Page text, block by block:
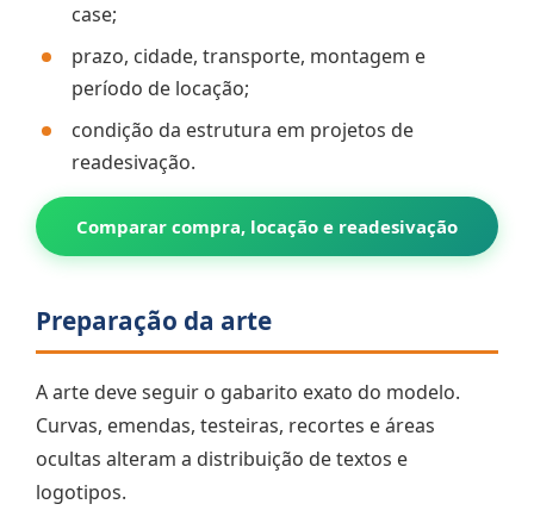
case;
prazo, cidade, transporte, montagem e
período de locação;
condição da estrutura em projetos de
readesivação.
Comparar compra, locação e readesivação
Preparação da arte
A arte deve seguir o gabarito exato do modelo.
Curvas, emendas, testeiras, recortes e áreas
ocultas alteram a distribuição de textos e
logotipos.